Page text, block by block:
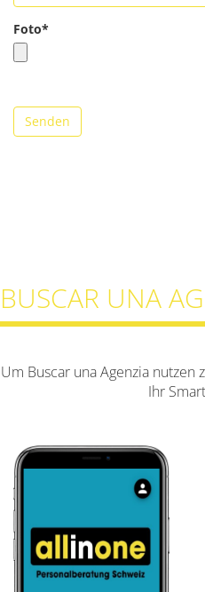
Foto*
Senden
BUSCAR UNA
Um Buscar una Agenzia
Ihr